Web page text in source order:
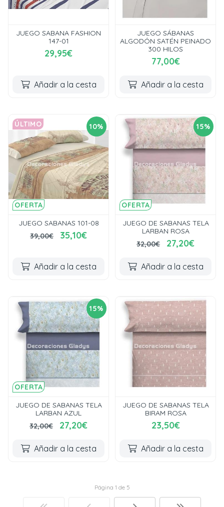
JUEGO SABANA FASHION
147-01
29,95€
Añadir a la cesta
JUEGO SÁBANAS
ALGODÓN SATÉN PEINADO
300 HILOS
77,00€
Añadir a la cesta
10%
OFERTA
ÚLTIMO
JUEGO SABANAS 101-08
39,00€
35,10€
Añadir a la cesta
15%
OFERTA
JUEGO DE SABANAS TELA
LARBAN ROSA
32,00€
27,20€
Añadir a la cesta
15%
OFERTA
JUEGO DE SABANAS TELA
LARBAN AZUL
32,00€
27,20€
Añadir a la cesta
JUEGO DE SABANAS TELA
BIRAM ROSA
23,50€
Añadir a la cesta
Página 1 de 5